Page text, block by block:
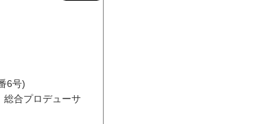
6号)
総合プロデューサ